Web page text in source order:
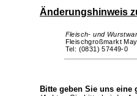
Änderungshinweis
Fleisch- und
Fleischgroßmarkt
Tel: (0831) 57449-0
Bitte geben Sie uns eine